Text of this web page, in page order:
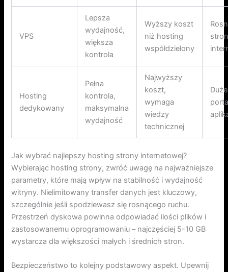
VPS
Lepsza
wydajność,
większa
kontrola
Wyższy koszt
niż hosting
współdzielony
Hosting
dedykowany
Pełna
kontrola,
maksymalna
wydajność
Najwyższy
koszt,
wymaga
wiedzy
technicznej
Jak wybrać najlepszy hosting strony internetowej?
Wybierając hosting strony, zwróć uwagę na najważniejsze
parametry, które mają wpływ na stabilność i wydajność
witryny. Nielimitowany transfer danych jest kluczowy,
szczególnie jeśli spodziewasz się rosnącego ruchu.
Przestrzeń dyskowa powinna odpowiadać ilości plików i
zastosowanemu oprogramowaniu – najczęściej 5-10 GB
wystarcza dla większości małych i średnich stron.
Bezpieczeństwo to kolejny podstawowy aspekt. Upewnij